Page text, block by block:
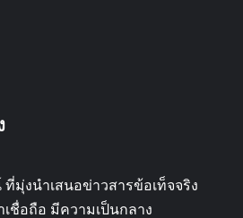
มุ่งนำเสนอข่าวสารข้อเท็จจริง
ชื่อถือ มีความเป็นกลาง